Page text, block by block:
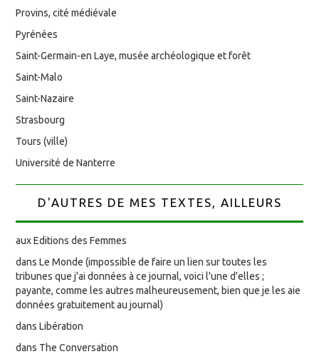
Provins, cité médiévale
Pyrénées
Saint-Germain-en Laye, musée archéologique et forêt
Saint-Malo
Saint-Nazaire
Strasbourg
Tours (ville)
Université de Nanterre
D'AUTRES DE MES TEXTES, AILLEURS
aux Editions des Femmes
dans Le Monde (impossible de faire un lien sur toutes les
tribunes que j'ai données à ce journal, voici l'une d'elles ;
payante, comme les autres malheureusement, bien que je les aie
données gratuitement au journal)
dans Libération
dans The Conversation